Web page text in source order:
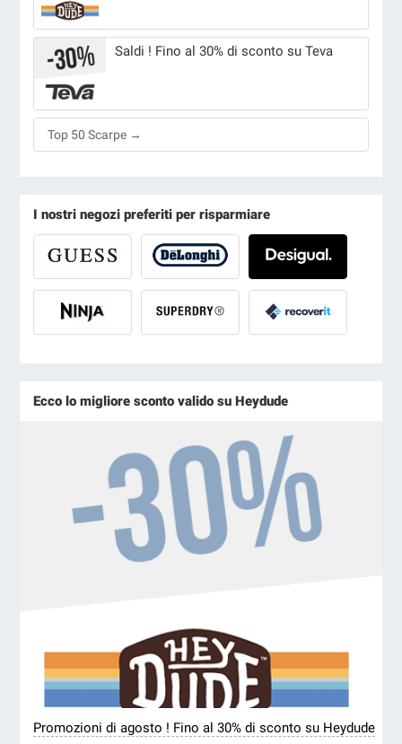
Saldi ! Fino al 30% di sconto su Teva
Top 50 Scarpe →
I nostri negozi preferiti per risparmiare
Ecco lo migliore sconto valido su Heydude
Promozioni di agosto ! Fino al 30% di sconto su Heydude